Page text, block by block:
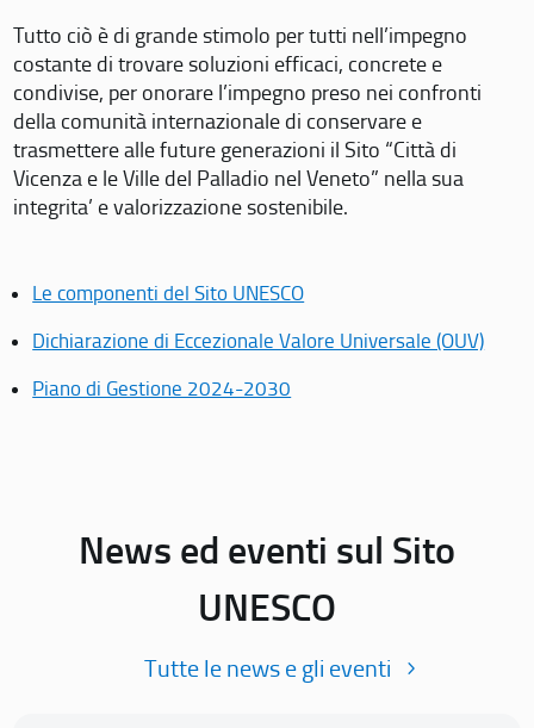
Tutto ciò è di grande stimolo per tutti nell’impegno
costante di trovare soluzioni efficaci, concrete e
condivise, per onorare l’impegno preso nei confronti
della comunità internazionale di conservare e
trasmettere alle future generazioni il Sito “Città di
Vicenza e le Ville del Palladio nel Veneto” nella sua
integrita’ e valorizzazione sostenibile.
Le componenti del Sito UNESCO
Dichiarazione di Eccezionale Valore Universale (OUV)
Piano di Gestione 2024-2030
News ed eventi sul Sito
UNESCO
Tutte le news e gli eventi